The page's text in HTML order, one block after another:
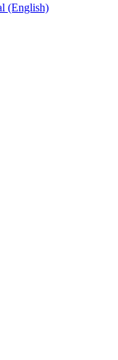
(English)